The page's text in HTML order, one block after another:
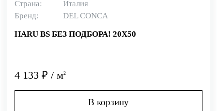
Страна:
Италия
Бренд:
DEL CONCA
HARU BS БЕЗ ПОДБОРА! 20X50
4 133 ₽ / м2
В корзину